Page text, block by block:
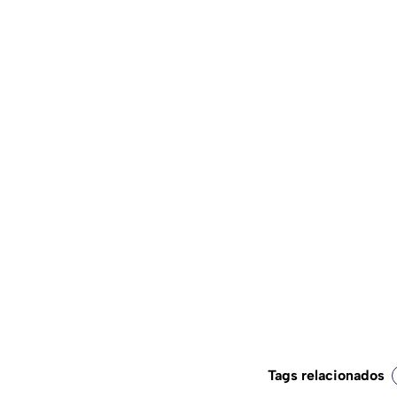
Tags relacionados